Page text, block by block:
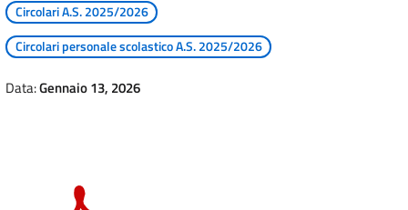
Circolari A.S. 2025/2026
Circolari personale scolastico A.S. 2025/2026
Data:Gennaio 13, 2026